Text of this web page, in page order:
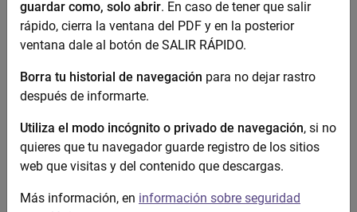
Si hay amenazas, agresiones o temes por tu
teléfono 112.
Recursos de Atención Urgente.
guardar como, solo abrir. En caso de tener que salir
rápido, cierra la ventana del PDF y en la posterior
ventana dale al botón de SALIR RÁPIDO.
Borra tu historial de navegación para no dejar rastro
después de informarte.
Utiliza el modo incógnito o privado de navegación, si no
quieres que tu navegador guarde registro de los sitios
web que visitas y del contenido que descargas.
Más información, en información sobre seguridad